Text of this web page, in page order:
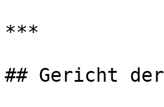
***
## Gericht